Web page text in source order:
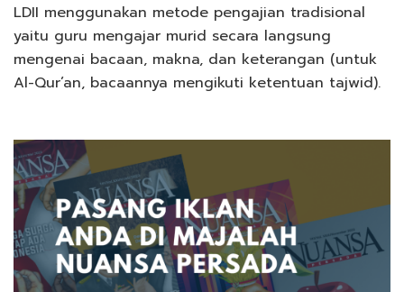
LDII menggunakan metode pengajian tradisional
yaitu guru mengajar murid secara langsung
mengenai bacaan, makna, dan keterangan (untuk
Al-Qur’an, bacaannya mengikuti ketentuan tajwid).